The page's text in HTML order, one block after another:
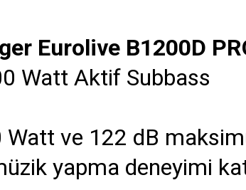
Eurolive B1200D
Watt Aktif Subbass
ve 122 dB
yapma deneyimi